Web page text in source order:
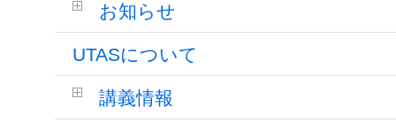
お知らせ
UTASについて
講義情報